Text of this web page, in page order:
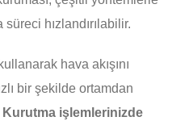
hızlandırılabilir.
hava akışını
bir şekilde ortamdan
Kurutma işlemlerinizde